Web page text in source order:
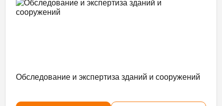
Обследование и экспертиза зданий и сооружений